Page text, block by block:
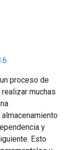
proceso de
muchas
y
Esto